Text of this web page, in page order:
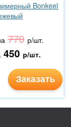
Bonkeel
770 р/шт.
450 р/шт.
Заказать